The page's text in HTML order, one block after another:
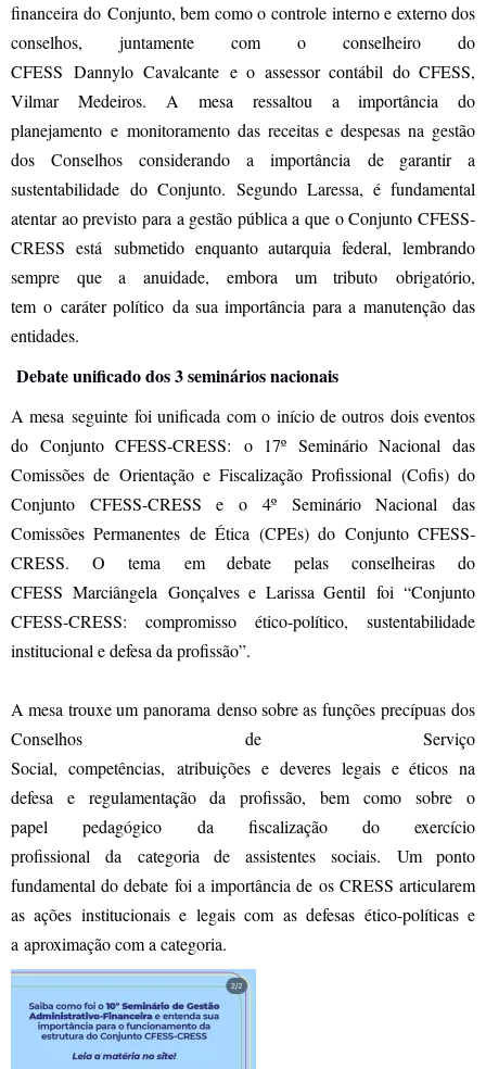
financeira do Conjunto, bem como o controle interno e externo dos
conselhos, juntamente com o conselheiro do
CFESS Dannylo Cavalcante e o assessor contábil do CFESS,
Vilmar Medeiros. A mesa ressaltou a importância do
planejamento e monitoramento das receitas e despesas na gestão
dos Conselhos considerando a importância de garantir a
sustentabilidade do Conjunto. Segundo Laressa, é fundamental
atentar ao previsto para a gestão pública a que o Conjunto CFESS-
CRESS está submetido enquanto autarquia federal, lembrando
sempre que a anuidade, embora um tributo obrigatório,
tem o caráter político da sua importância para a manutenção das
entidades.
Debate unificado dos 3 seminários nacionais
A mesa seguinte foi unificada com o início de outros dois eventos
do Conjunto CFESS-CRESS: o 17º Seminário Nacional das
Comissões de Orientação e Fiscalização Profissional (Cofis) do
Conjunto CFESS-CRESS e o 4º Seminário Nacional das
Comissões Permanentes de Ética (CPEs) do Conjunto CFESS-
CRESS. O tema em debate pelas conselheiras do
CFESS Marciângela Gonçalves e Larissa Gentil foi “Conjunto
CFESS-CRESS: compromisso ético-político, sustentabilidade
institucional e defesa da profissão”.
A mesa trouxe um panorama denso sobre as funções precípuas dos
Conselhos de Serviço
Social, competências, atribuições e deveres legais e éticos na
defesa e regulamentação da profissão, bem como sobre o
papel pedagógico da fiscalização do exercício
profissional da categoria de assistentes sociais. Um ponto
fundamental do debate foi a importância de os CRESS articularem
as ações institucionais e legais com as defesas ético-políticas e
a aproximação com a categoria.